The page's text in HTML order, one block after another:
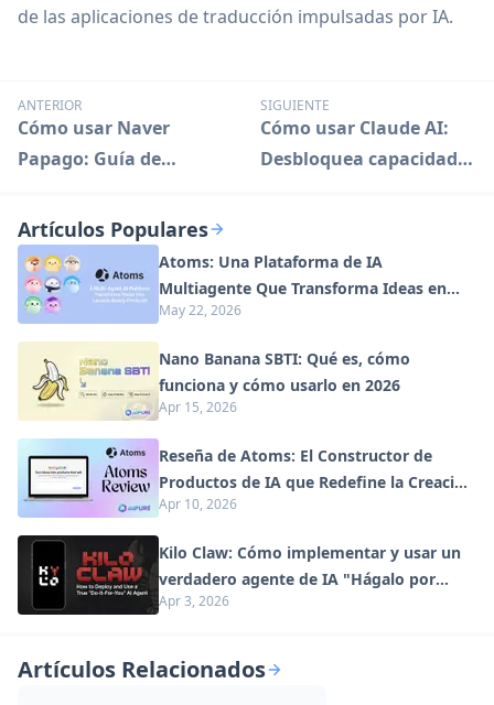
de las aplicaciones de traducción impulsadas por IA.
ANTERIOR
Cómo usar Naver
Papago: Guía de
SIGUIENTE
Cómo usar Claude AI:
Desbloquea capacidades
Artículos Populares
Atoms: Una Plataforma de IA
Multiagente Que Transforma Ideas en
Productos Listos para Lanzar
May 22, 2026
Nano Banana SBTI: Qué es, cómo
funciona y cómo usarlo en 2026
Apr 15, 2026
Reseña de Atoms: El Constructor de
Productos de IA que Redefine la Creación
Digital en 2026
Apr 10, 2026
Kilo Claw: Cómo implementar y usar un
verdadero agente de IA "Hágalo por
usted" (Actualización 2026)
Apr 3, 2026
Artículos Relacionados